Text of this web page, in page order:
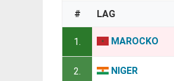
# LAG
1. MAROCKO
2. NIGER